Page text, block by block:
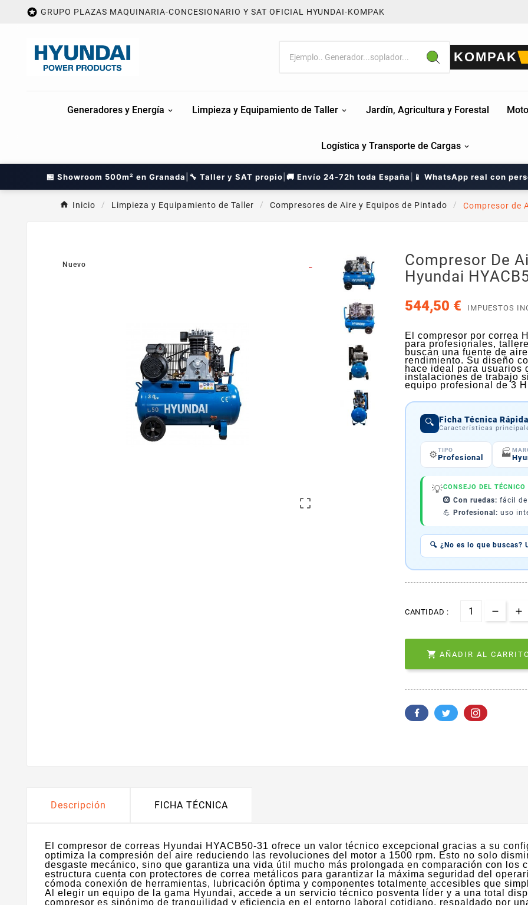
 GRUPO PLAZAS MAQUINARIA-CONCESIONARIO Y SAT OFICIAL HYUNDAI-KOMPAK
KOMPAK
Generadores y Energía Limpieza y Equipamiento de Taller Jardín, Agricultura y Forestal
Logística y Transporte de Cargas
🏪 Showroom 500m² en Granada 🔧 Taller y SAT propio 🚚 Envío 24-72h toda España 📱 WhatsApp real con
Inicio Limpieza y Equipamiento de Taller Compresores de Aire y Equipos de Pintado Compresor de
Nuevo

Compresor De
Hyundai
544,50 € IMPUESTOS
El compresor por correa
para profesionales,
buscan una fuente de
rendimiento. Su diseño
hace ideal para usuarios
instalaciones de trabajo
equipo profesional de 3
🔍 Ficha Técnica Rápida
Características
⚙️TIPO
Profesional 🏭
💡CONSEJO DEL TÉCNICO
🛞 Con ruedas: fácil
💪 Profesional: uso
🔍 ¿No es lo que buscas?
CANTIDAD :
 AÑADIR AL
Descripción FICHA TÉCNICA
El compresor de correas Hyundai HYACB50-31 ofrece un valor técnico excepcional gracias a su
optimiza la compresión del aire reduciendo las revoluciones del motor a 1500 rpm. Esto no solo
desgaste mecánico, sino que garantiza una vida útil mucho más prolongada en comparación con los
estructura cuenta con protectores de correa metálicos para garantizar la máxima seguridad del
cómoda conexión de herramientas, lubricación óptima y componentes totalmente accesibles que
​Al elegir un equipo de la gama Hyundai, accede a un servicio técnico posventa líder y a una total
compresor es sinónimo de tranquilidad y eficiencia en el entorno laboral cotidiano, respaldado por